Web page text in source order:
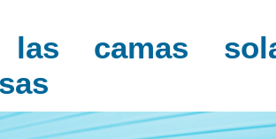
las camas